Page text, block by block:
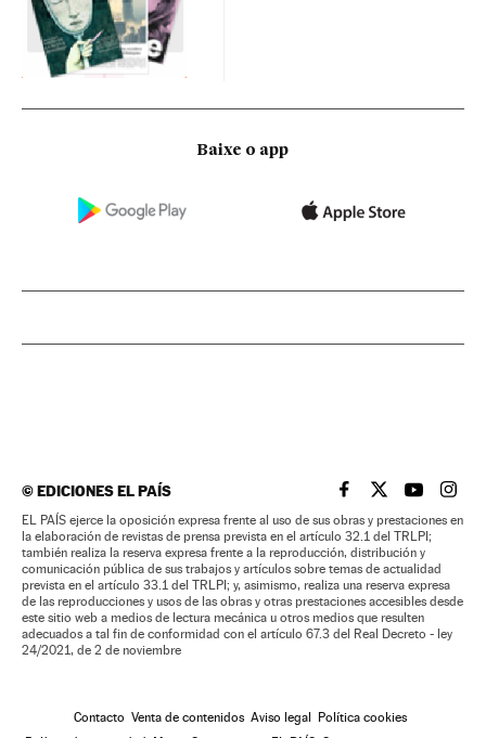
Baixe o app
©EDICIONES EL PAÍS EL PAÍS BRASIL EN
EL PAÍSEL PAÍS
EL
EL PAÍS ejerce la oposición expresa frente al uso de sus obras y prestaciones en
la elaboración de revistas de prensa prevista en el artículo 32.1 del TRLPI;
también realiza la reserva expresa frente a la reproducción, distribución y
comunicación pública de sus trabajos y artículos sobre temas de actualidad
prevista en el artículo 33.1 del TRLPI; y, asimismo, realiza una reserva expresa
de las reproducciones y usos de las obras y otras prestaciones accesibles desde
este sitio web a medios de lectura mecánica u otros medios que resulten
adecuados a tal fin de conformidad con el artículo 67.3 del Real Decreto - ley
24/2021, de 2 de noviembre
Contacto Venta de contenidos Aviso legal Política cookies